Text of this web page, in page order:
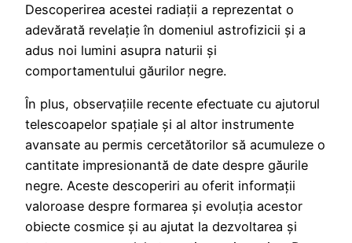
Descoperirea acestei radiații a reprezentat o
adevărată revelație în domeniul astrofizicii și a
adus noi lumini asupra naturii și
comportamentului găurilor negre.
În plus, observațiile recente efectuate cu ajutorul
telescoapelor spațiale și al altor instrumente
avansate au permis cercetătorilor să acumuleze o
cantitate impresionantă de date despre găurile
negre. Aceste descoperiri au oferit informații
valoroase despre formarea și evoluția acestor
obiecte cosmice și au ajutat la dezvoltarea și